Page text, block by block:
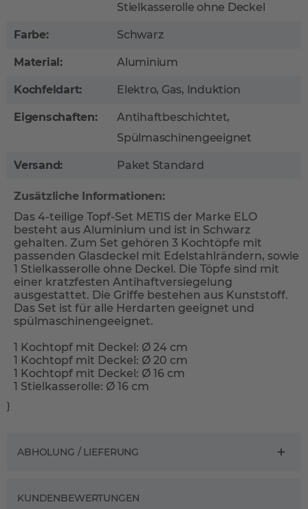
Stielkasserolle ohne Deckel
Farbe: Schwarz
Material: Aluminium
Kochfeldart: Elektro, Gas, Induktion
Eigenschaften:
Antihaftbeschichtet,
Spülmaschinengeeignet
Versand: Paket Standard
Zusätzliche Informationen:
Das 4-teilige Topf-Set METIS der Marke ELO
besteht aus Aluminium und ist in Schwarz
gehalten. Zum Set gehören 3 Kochtöpfe mit
passenden Glasdeckel mit Edelstahlrändern, sowie
1 Stielkasserolle ohne Deckel. Die Töpfe sind mit
einer kratzfesten Antihaftversiegelung
ausgestattet. Die Griffe bestehen aus Kunststoff.
Das Set ist für alle Herdarten geeignet und
spülmaschinengeeignet.
1 Kochtopf mit Deckel: Ø 24 cm
1 Kochtopf mit Deckel: Ø 20 cm
1 Kochtopf mit Deckel: Ø 16 cm
1 Stielkasserolle: Ø 16 cm
}
ABHOLUNG / LIEFERUNG
KUNDENBEWERTUNGEN